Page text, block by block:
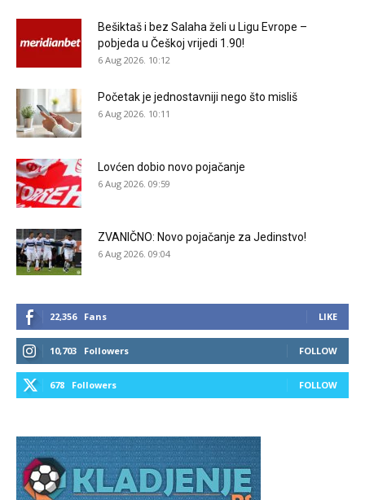
Bešiktaš i bez Salaha želi u Ligu Evrope –
pobjeda u Češkoj vrijedi 1.90!
6 Aug 2026. 10:12
Početak je jednostavniji nego što misliš
6 Aug 2026. 10:11
Lovćen dobio novo pojačanje
6 Aug 2026. 09:59
ZVANIČNO: Novo pojačanje za Jedinstvo!
6 Aug 2026. 09:04
22,356 Fans LIKE
10,703 Followers FOLLOW
678 Followers FOLLOW